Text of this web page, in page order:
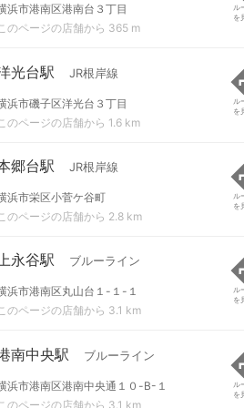
浜市港南区港南台３丁目
のページの店舗から 365 m
ル
を
光台駅 JR根岸線
浜市磯子区洋光台３丁目
このページの店舗から 1.6 km
ル
を
郷台駅 JR根岸線
浜市栄区小菅ケ谷町
このページの店舗から 2.8 km
ル
を
永谷駅 ブルーライン
浜市港南区丸山台１-１-１
のページの店舗から 3.1 km
ル
を
南中央駅 ブルーライン
浜市港南区港南中央通１０-B-１
このページの店舗から 3.1 km
ル
を